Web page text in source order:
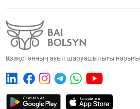
Қазақстанның ауыл шаруашылығы нарығы